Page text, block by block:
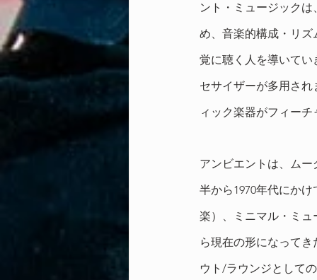
ント・ミュージック
め、音楽的構成・リ
覚に聴く人を導いて
セサイザーが多用さ
ィック楽器がフィー
アンビエントは、ム
半から1970年代にか
楽）、ミニマル・ミ
ら現在の形になって
ウト/ラウンジとして